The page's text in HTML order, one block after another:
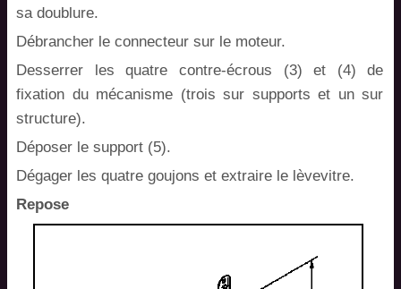
sa doublure.
Débrancher le connecteur sur le moteur.
Desserrer les quatre contre-écrous (3) et (4) de
fixation du mécanisme (trois sur supports et un sur
structure).
Déposer le support (5).
Dégager les quatre goujons et extraire le lèvevitre.
Repose